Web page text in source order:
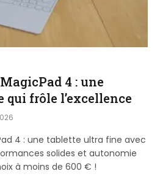
4 : une
frôle l’excellence
4 : une tablette ultra fine avec
solides et autonomie
à moins de 600 € !